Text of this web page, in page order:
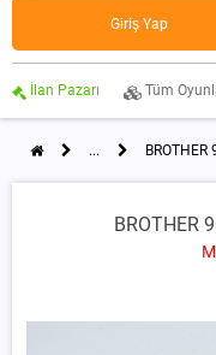
Giriş Yap
İlan Pazarı Tüm
... BROTHER
BROTHER